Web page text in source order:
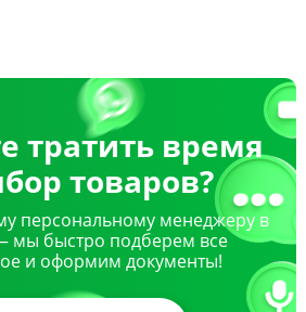
тратить время
товаров?
персональному менеджеру в
мы быстро подберем все
и оформим документы!